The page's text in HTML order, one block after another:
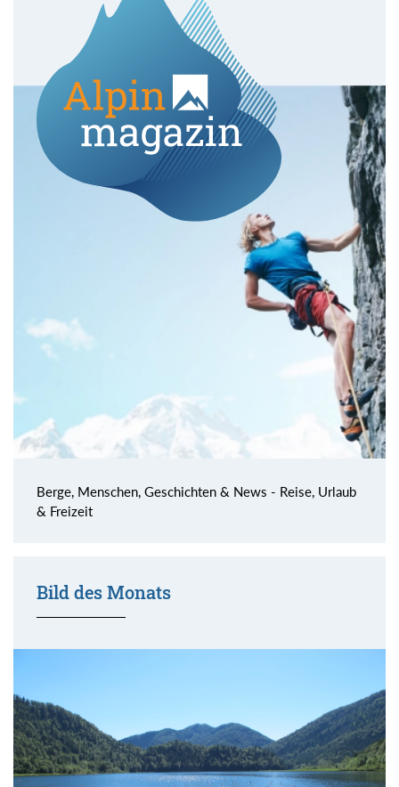
Berge, Menschen, Geschichten & News - Reise, Urlaub
& Freizeit
Bild des Monats